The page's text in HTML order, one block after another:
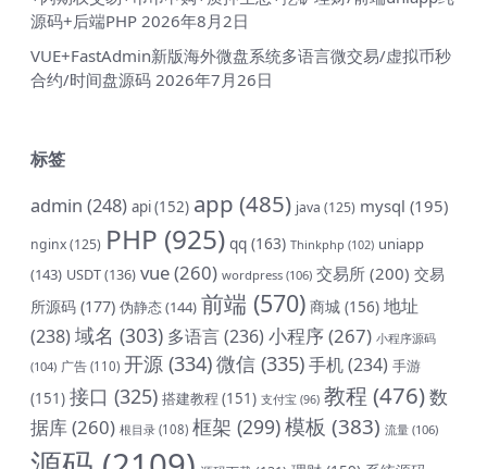
源码+后端PHP 2026年8月2日
VUE+FastAdmin新版海外微盘系统多语言微交易/虚拟币秒
合约/时间盘源码 2026年7月26日
标签
admin (248) api(152) app (485) java (125) mysql (195)
nginx(125) PHP (925) qq (163) Thinkphp (102) uniapp
(143) USDT(136) vue(260) wordpress (106) 交易所 (200) 交易
所源码 (177) 伪静态(144) 前端 (570) 商城 (156) 地址
(238)域名 (303) 多语言(236) 小程序(267) 小程序源码
(104) 广告 (110) 开源 (334)微信 (335)手机(234) 手游
(151) 接口 (325) 搭建教程 (151) 支付宝 (96) 教程 (476)数
据库(260) 根目录 (108) 框架 (299)模板 (383) 流量 (106)